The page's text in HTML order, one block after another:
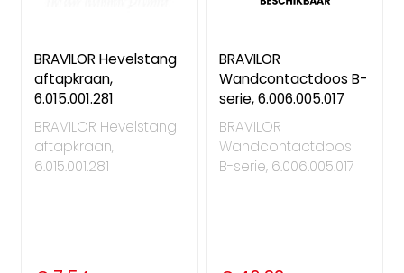
BRAVILOR Hevelstang
aftapkraan,
6.015.001.281
BRAVILOR Hevelstang
aftapkraan,
6.015.001.281
BRAVILOR
Wandcontactdoos B-
serie, 6.006.005.017
BRAVILOR
Wandcontactdoos
B-serie, 6.006.005.017